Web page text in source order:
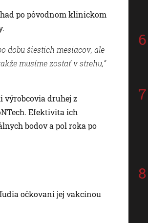
po pôvodnom klinickom
dobu šiestich mesiacov, ale
musíme zostať v strehu,“
výrobcovia druhej z
Efektivita ich
bodov a pol roka po
očkovaní jej vakcínou